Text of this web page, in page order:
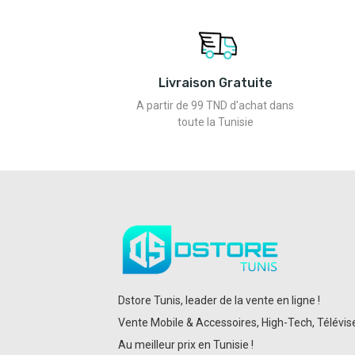
Livraison Gratuite
A partir de 99 TND d'achat dans
toute la Tunisie
Dstore Tunis, leader de la vente en ligne !
Vente Mobile & Accessoires, High-Tech,
Au meilleur prix en Tunisie !